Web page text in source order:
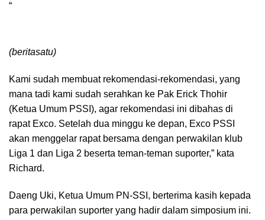
“
(beritasatu)
Kami sudah membuat rekomendasi-rekomendasi, yang
mana tadi kami sudah serahkan ke Pak Erick Thohir
(Ketua Umum PSSI), agar rekomendasi ini dibahas di
rapat Exco. Setelah dua minggu ke depan, Exco PSSI
akan menggelar rapat bersama dengan perwakilan klub
Liga 1 dan Liga 2 beserta teman-teman suporter,” kata
Richard.
Daeng Uki, Ketua Umum PN-SSI, berterima kasih kepada
para perwakilan suporter yang hadir dalam simposium ini.